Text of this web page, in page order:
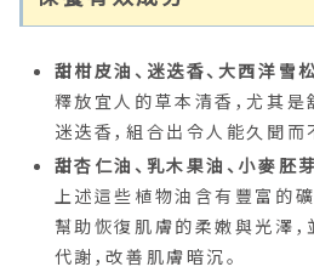
甜柑皮油、迷迭香、大西洋雪
釋放宜人的草本清香，尤其
迷迭香，組合出令人能久聞而
甜杏仁油、乳木果油、小麥胚
上述這些植物油含有豐富的
幫助恢復肌膚的柔嫩與光澤
代謝，改善肌膚暗沉。